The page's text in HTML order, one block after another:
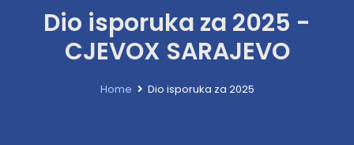
Dio isporuka za 2025 -
CJEVOX SARAJEVO
Home Dio isporuka za 2025